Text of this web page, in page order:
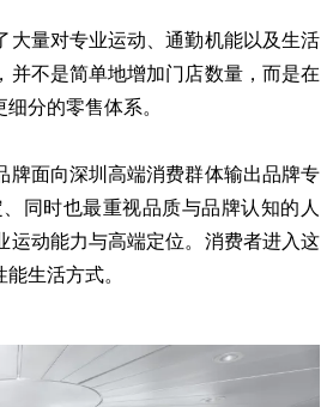
量对专业运动、通勤机能以及生活
不是简单地增加门店数量，而是在
分的零售体系。
面向深圳高端消费群体输出品牌专
同时也最重视品质与品牌认知的人
动能力与高端定位。消费者进入这
生活方式。